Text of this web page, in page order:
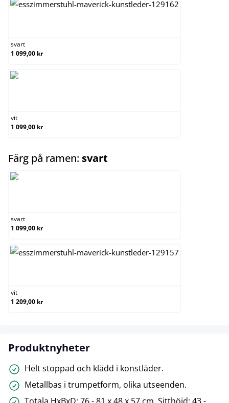
svart
1 099,00 kr
vit
1 099,00 kr
Färg på ramen: svart
svart
1 099,00 kr
vit
1 209,00 kr
Produktnyheter
Helt stoppad och klädd i konstläder.
Metallbas i trumpetform, olika utseenden.